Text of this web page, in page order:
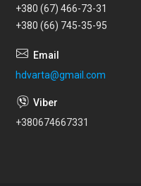
+380 (67) 466-73-31
+380 (66) 745-35-95
hdvarta@gmail.com
+380674667331